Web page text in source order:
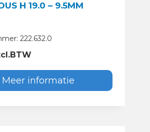
H 19.0 – 9.5MM
222.632.0
Meer informatie